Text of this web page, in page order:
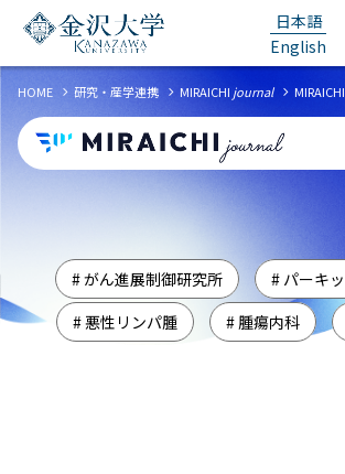
日本語
English
HOME chevron_right 研究・産学連携 chevron_right MIRAICHI journal chevron_right MIRAICHI
# がん進展制御研究所
# パーキ
# 悪性リンパ腫
# 腫瘍内科